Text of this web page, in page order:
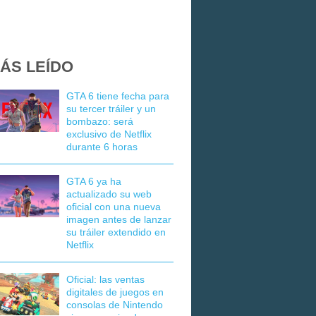
LEÍDO
GTA 6 tiene fecha para
su tercer tráiler y un
bombazo: será
exclusivo de Netflix
durante 6 horas
GTA 6 ya ha
actualizado su web
oficial con una nueva
imagen antes de lanzar
su tráiler extendido en
Netflix
Oficial: las ventas
digitales de juegos en
consolas de Nintendo